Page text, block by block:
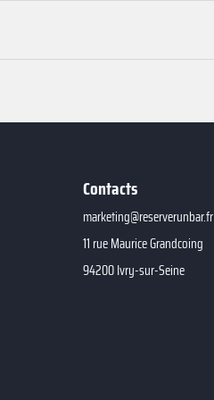
Contacts
marketing@reserverunbar.fr
11 rue Maurice Grandcoing
94200 Ivry-sur-Seine